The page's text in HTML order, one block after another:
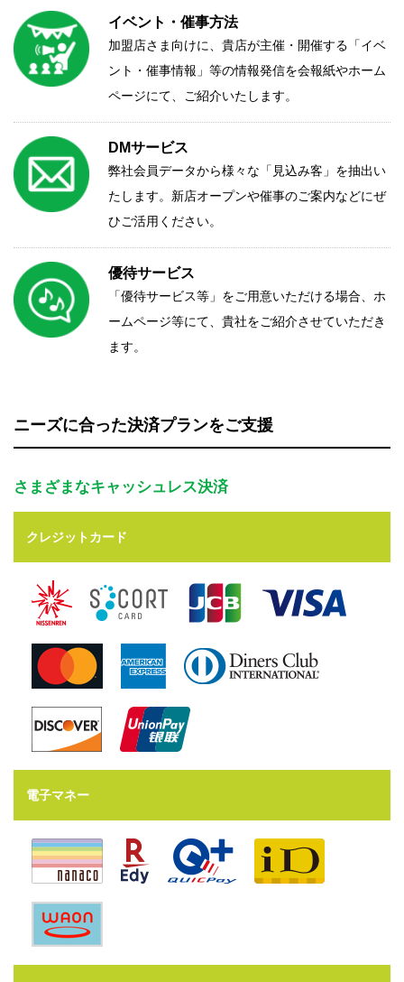
イベント・催事方法
加盟店さま向けに、貴店が主催・開催する「イベ
ント・催事情報」等の情報発信を会報紙やホーム
ページにて、ご紹介いたします。
DMサービス
弊社会員データから様々な「見込み客」を抽出い
たします。新店オープンや催事のご案内などにぜ
ひご活用ください。
優待サービス
「優待サービス等」をご用意いただける場合、ホ
ームページ等にて、貴社をご紹介させていただき
ます。
ニーズに合った決済プランをご支援
さまざまなキャッシュレス決済
クレジットカード
電子マネー